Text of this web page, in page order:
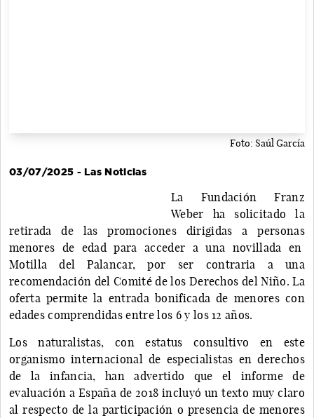
Foto: Saúl García
03/07/2025 - Las Noticias
La Fundación Franz
Weber ha solicitado la
retirada de las promociones dirigidas a personas
menores de edad para acceder a una novillada en
Motilla del Palancar, por ser contraria a una
recomendación del Comité de los Derechos del Niño. La
oferta permite la entrada bonificada de menores con
edades comprendidas entre los 6 y los 12 años.
Los naturalistas, con estatus consultivo en este
organismo internacional de especialistas en derechos
de la infancia, han advertido que el informe de
evaluación a España de 2018 incluyó un texto muy claro
al respecto de la participación o presencia de menores